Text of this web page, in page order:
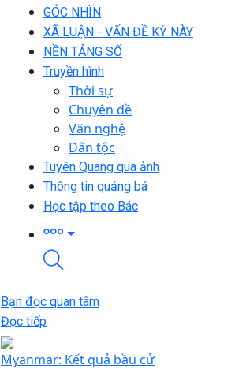
GÓC NHÌN
XÃ LUẬN - VẤN ĐỀ KỲ NÀY
NỀN TẢNG SỐ
Truyền hình
Thời sự
Chuyên đề
Văn nghệ
Dân tộc
Tuyên Quang qua ảnh
Thông tin quảng bá
Học tập theo Bác
Bạn đọc quan tâm
Đọc tiếp
Myanmar: Kết quả bầu cử